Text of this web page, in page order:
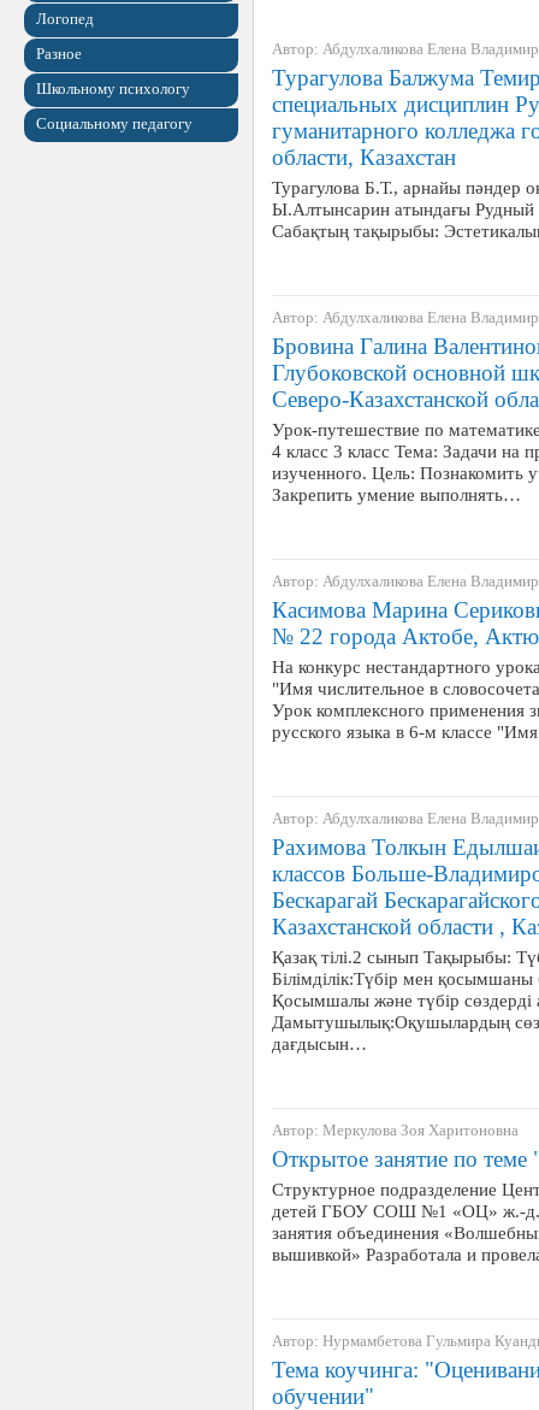
Логопед
Разное
Школьному психологу
Социальному педагогу
Автор: Абдулхаликова Елена
Турагулова Балжума
специальных дисциплин
гуманитарного колледжа
области, Казахстан
Турагулова Б.Т., арнайы
Ы.Алтынсарин атындағы Рудный
Сабақтың тақырыбы:
Автор: Абдулхаликова Елена
Бровина Галина
Глубоковской основной
Северо-Казахстанской
Урок-путешествие по
4 класс 3 класс Тема: Задачи на
изученного. Цель: Познакомить
Закрепить умение выполнять…
Автор: Абдулхаликова Елена
Касимова Марина
№ 22 города Актобе,
На конкурс нестандартного
"Имя числительное в
Урок комплексного применения
русского языка в 6-м классе
Автор: Абдулхаликова Елена
Рахимова Толкын
классов Больше-
Бескарагай
Казахстанской области ,
Қазақ тілі.2 сынып Тақырыбы:
Білімділік:Түбір мен
Қосымшалы және түбір сөздерді
Дамытушылық:Оқушылардың
дағдысын…
Автор: Меркулова Зоя Харитоновна
Открытое занятие по
Структурное подразделение
детей ГБОУ СОШ №1 «ОЦ» ж.-
занятия объединения
вышивкой» Разработала и
Автор: Нурмамбетова Гульмира
Тема коучинга:
обучении"